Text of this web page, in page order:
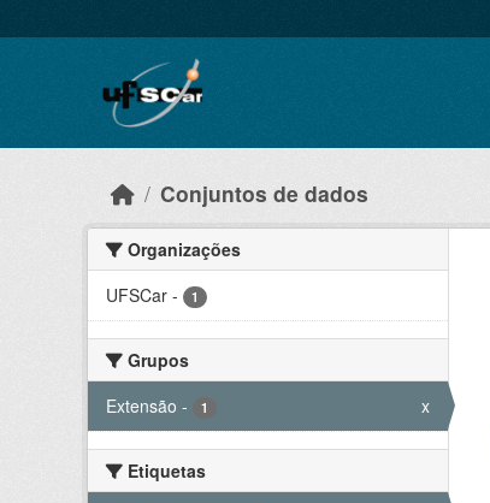
Conjuntos de dados
Organizações
UFSCar - 1
Grupos
Extensão - 1 x
Etiquetas